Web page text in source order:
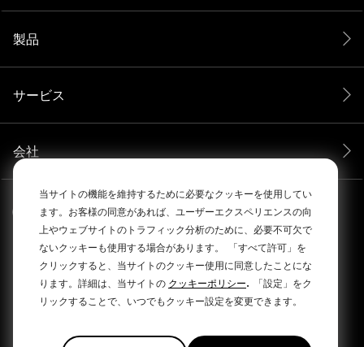
当サイトの機能を維持するために必要なクッキーを使用してい
ます。お客様の同意があれば、ユーザーエクスペリエンスの向
上やウェブサイトのトラフィック分析のために、必要不可欠で
ないクッキーも使用する場合があります。
「すべて許可」を
クリックすると、当サイトのクッキー使用に同意したことにな
ります。詳細は、当サイトの クッキーポリシー.
「設定」をク
リックすることで、いつでもクッキー設定を変更できます。
製品
サービス
会社